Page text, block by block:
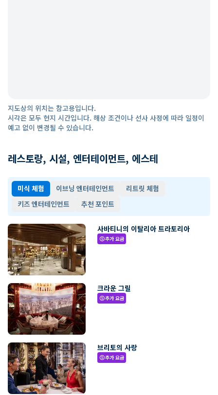
지도상의 위치는 참고용입니다.
시각은 모두 현지 시간입니다. 해상 조건이나 선사 사정에 따라 일정이
예고 없이 변경될 수 있습니다.
레스토랑, 시설, 엔터테이먼트, 에스테
미식 체험 이브닝 엔터테인먼트
리트릿 체험
키즈 엔터테인먼트
추천 포인트
사바티니의 이탈리아 트라토리아
paid추가 요금
크라운 그릴
paid추가 요금
브리토의 사랑
paid추가 요금